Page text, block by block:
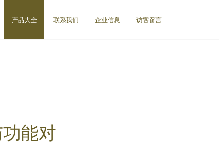
产品大全 联系我们 企业信息 访客留言
能对